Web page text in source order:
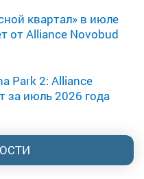
квартал» в июле
от Alliance Novobud
Park 2: Alliance
за июль 2026 года